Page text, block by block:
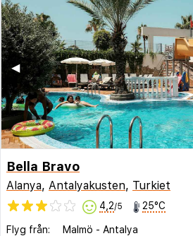
◀︎
Bella Bravo
Alanya, Antalyakusten, Turkiet
4,2/5 25°C
Flyg från: Malmö - Antalya